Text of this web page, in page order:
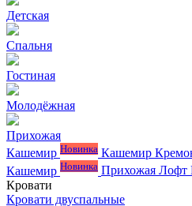
Детская
Спальня
Гостиная
Молодёжная
Прихожая
Кашемир Новинка Кашемир
Кашемир Новинка Прихожая Лофт
Кровати
Кровати двуспальные